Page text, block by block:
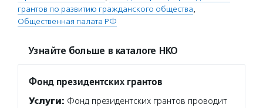
грантов по развитию гражданского общества,
Общественная палата РФ
Узнайте больше в каталоге НКО
Фонд президентских грантов
Услуги: Фонд президентских грантов проводит